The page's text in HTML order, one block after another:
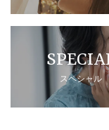
スペシャル